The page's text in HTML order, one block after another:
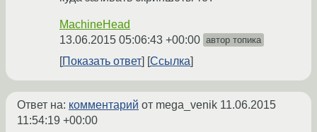
MachineHead
13.06.2015 05:06:43 +00:00 автор топика
Показать ответ Ссылка
Ответ на: комментарий от mega_venik 11.06.2015
11:54:19 +00:00